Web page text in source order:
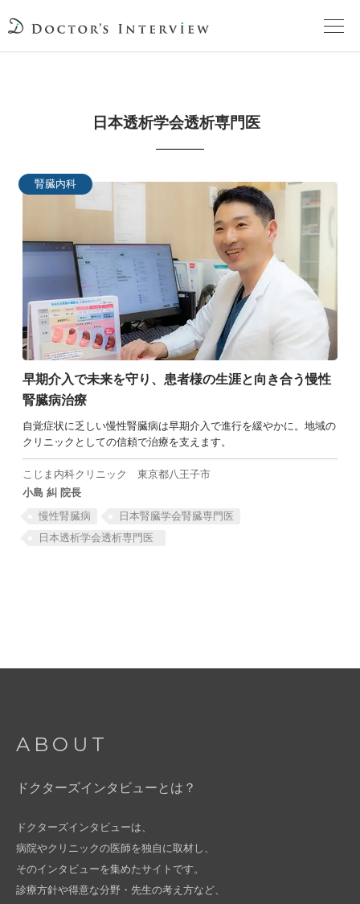
頼れるドクターが教える治療法
街の頼れるドクターたち
SEARCH
日本透析学会透析専門医
腎臓内科
早期介入で未来を守り、患者様の生涯と向き合う慢性
腎臓病治療
自覚症状に乏しい慢性腎臓病は早期介入で進行を緩やかに。地域の
クリニックとしての信頼で治療を支えます。
こじま内科クリニック 東京都八王子市
小島 糾 院長
慢性腎臓病
日本腎臓学会腎臓専門医
日本透析学会透析専門医
ABOUT
ドクターズインタビューとは？
ドクターズインタビューは、
病院やクリニックの医師を独自に取材し、
そのインタビューを集めたサイトです。
診療方針や得意な分野・先生の考え方など、